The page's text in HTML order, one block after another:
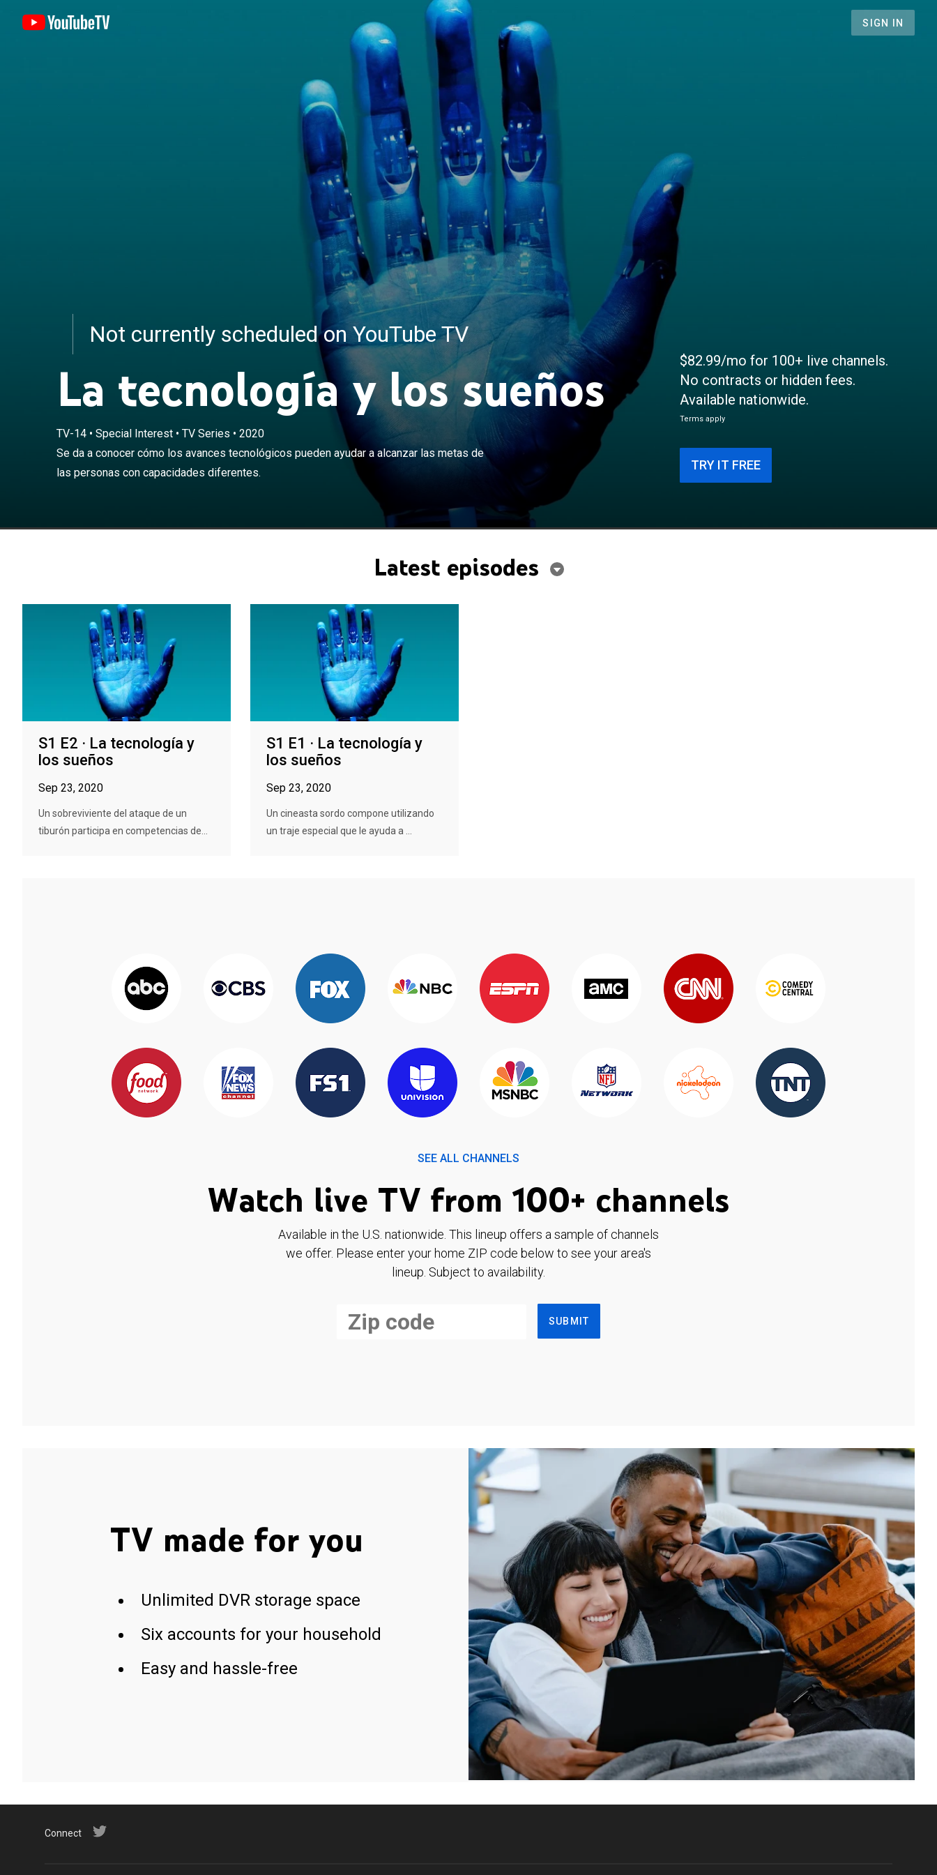
SIGN IN
Not currently scheduled on YouTube TV
La tecnología y los sueños
TV-14• Special Interest• TV Series • 2020
Se da a conocer cómo los avances tecnológicos pueden ayudar a alcanzar las metas de
las personas con capacidades diferentes.
Se da a conocer cómo los avances tecnológicos pueden ayudar a
alcanzar las metas de las personas con capacidades diferentes.
$82.99/mo for 100+ live channels.
No contracts or hidden fees.
Available nationwide.
Terms apply
TRY IT FREE
Latest episodes
S1 E2 · La tecnología y
los sueños
Sep 23, 2020
Un sobreviviente del ataque de un
tiburón participa en competencias de...
S1 E1 · La tecnología y
los sueños
Sep 23, 2020
Un cineasta sordo compone utilizando
un traje especial que le ayuda a ...
SEE ALL CHANNELS
Watch live TV from 100+ channels
Available in the U.S. nationwide. This lineup offers a sample of channels
we offer. Please enter your home ZIP code below to see your area's
lineup. Subject to availability.
SUBMIT
TV made for you
Unlimited DVR storage space
Six accounts for your household
Easy and hassle-free
Connect